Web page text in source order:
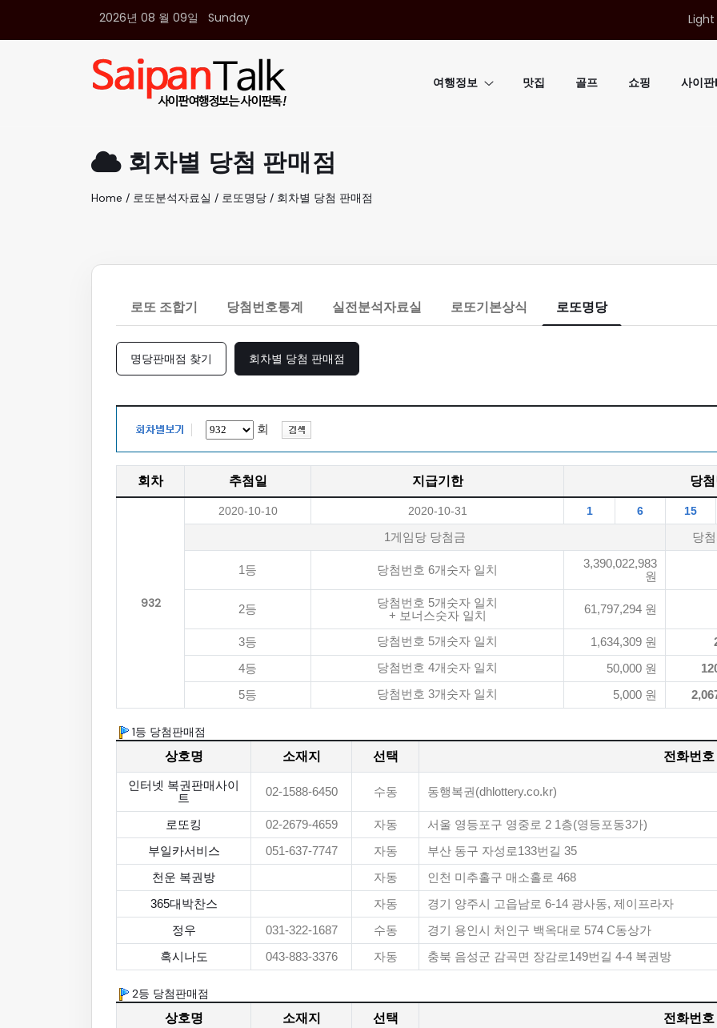
2026년 08 월 09일 Sunday Light
여행정보 맛집 골프 쇼핑 사이
회차별 당첨 판매점
Home / 로또분석자료실 / 로또명당 / 회차별 당첨 판매점
로또 조합기 당첨번호통계 실전분석자료실 로또기본상식 로또명당
명당판매점 찾기 회차별 당첨 판매점
회
회차 추첨일 지급기한 당
932
2020-10-10 2020-10-31 1 6 15
1게임당 당첨금 당
1등 당첨번호 6개숫자 일치
3,390,022,983
원
2등
당첨번호 5개숫자 일치
+ 보너스숫자 일치
61,797,294 원
3등 당첨번호 5개숫자 일치 1,634,309 원
4등 당첨번호 4개숫자 일치 50,000 원
5등 당첨번호 3개숫자 일치 5,000 원
1등 당첨판매점
상호명 소재지 선택 전화번호
인터넷 복권판매사이
트
02-1588-6450 수동 동행복권(dhlottery.co.kr)
로또킹 02-2679-4659 자동 서울 영등포구 영중로 2 1층(영등포동3가)
부일카서비스 051-637-7747 자동 부산 동구 자성로133번길 35
천운 복권방 자동 인천 미추홀구 매소홀로 468
365대박찬스 자동 경기 양주시 고읍남로 6-14 광사동, 제이프라자
정우 031-322-1687 수동 경기 용인시 처인구 백옥대로 574 C동상가
혹시나도 043-883-3376 자동 충북 음성군 감곡면 장감로149번길 4-4 복권방
2등 당첨판매점
상호명 소재지 선택 전화번호
여행정보
생활정보